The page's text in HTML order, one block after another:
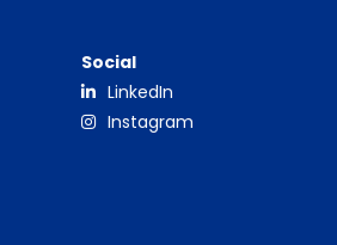
Social
LinkedIn
Instagram